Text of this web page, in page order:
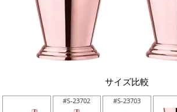
サイズ比較
#S-23702 #S-23703